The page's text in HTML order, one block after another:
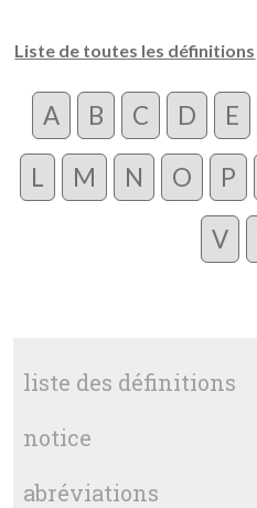
Liste de toutes les définitions
A B C D E
L M N O P
V
liste des définitions
notice
abréviations